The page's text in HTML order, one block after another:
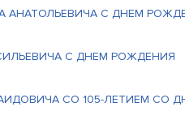
АНАТОЛЬЕВИЧА С ДНЕМ
С ДНЕМ РОЖДЕНИЯ
СО 105-ЛЕТИЕМ СО